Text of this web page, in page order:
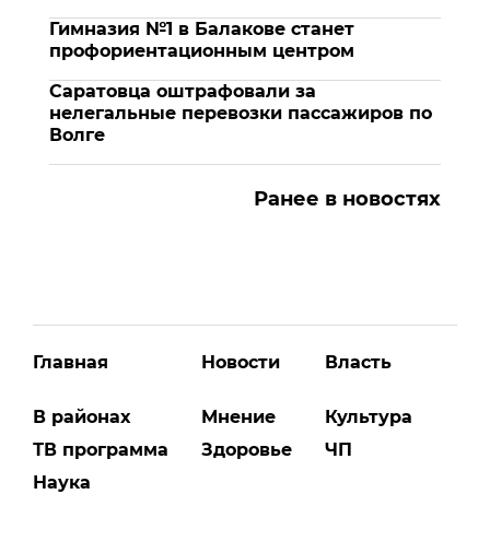
Гимназия №1 в Балакове станет
профориентационным центром
Саратовца оштрафовали за
нелегальные перевозки пассажиров по
Волге
Ранее в новостях
Главная
В районах
ТВ программа
Наука
Новости
Мнение
Здоровье
Власть
Культура
ЧП